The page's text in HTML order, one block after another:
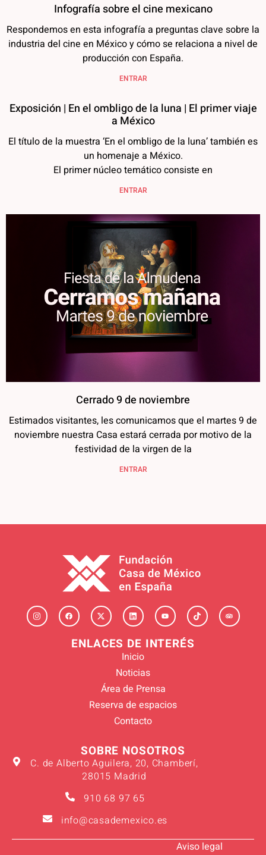
Infografía sobre el cine mexicano
Respondemos en esta infografía a preguntas clave sobre la
industria del cine en México y cómo se relaciona a nivel de
producción con España.
ENTRAR
Exposición | En el ombligo de la luna | El primer viaje
a México
El título de la muestra ‘En el ombligo de la luna’ también es
un homenaje a México.
El primer núcleo temático consiste en
ENTRAR
Cerrado 9 de noviembre
Estimados visitantes, les comunicamos que el martes 9 de
noviembre nuestra Casa estará cerrada por motivo de la
festividad de la virgen de la
ENTRAR
ENLACES DE INTERÉS
Inicio
Noticias
Área de Prensa
Reserva de espacios
Contacto
SOBRE NOSOTROS
C. de Alberto Aguilera, 20, Chamberí,
28015 Madrid
910 68 97 65
info@casademexico.es
Aviso legal